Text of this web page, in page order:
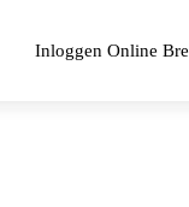
Inloggen Online